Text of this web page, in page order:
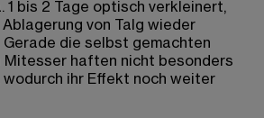
1 bis 2 Tage optisch verkleinert,
von Talg wieder
die selbst gemachten
haften nicht besonders
wodurch ihr Effekt noch weiter